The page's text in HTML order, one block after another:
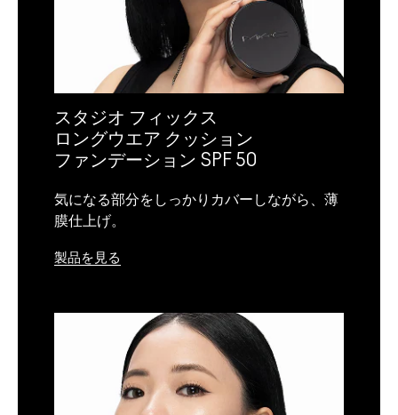
スタジオ フィックス
ロングウエア クッション
ファンデーション SPF 50
気になる部分をしっかりカバーしながら、薄
膜仕上げ。
製品を見る